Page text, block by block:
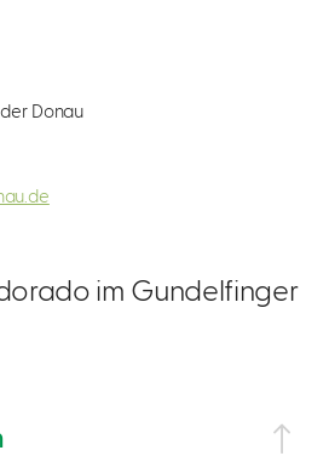
im Gundelfinger
Donau